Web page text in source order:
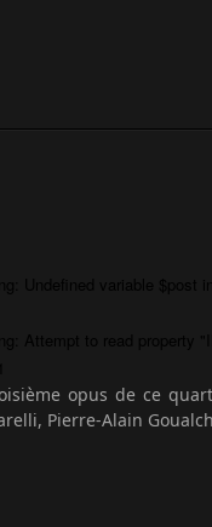
: Undefined variable $post in
: Attempt to read property
opus de ce
Pierre-Alain